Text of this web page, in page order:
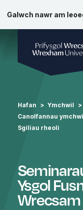
Galwch nawr am
Hafan Ymchwil
Canolfannau
Sgiliau rheoli
Ysgol
Wrecsam